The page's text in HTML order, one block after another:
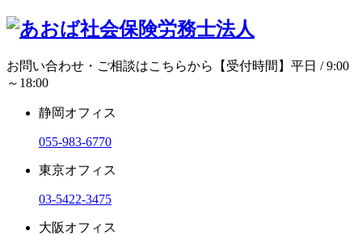
お問い合わせ・ご相談はこちらから
【受付時間】平日 / 9:00
～18:00
静岡オフィス
055-983-6770
東京オフィス
03-5422-3475
大阪オフィス